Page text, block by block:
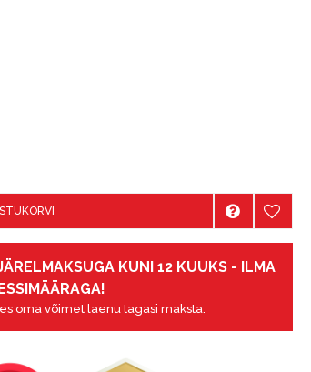
KUNI 12 KUUKS - ILMA
oma võimet laenu tagasi maksta.